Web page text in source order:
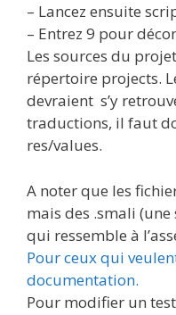
– Lancez ensuite
– Entrez 9 pour
Les sources du
répertoire projects.
devraient s’y
traductions, il faut
res/values.
A noter que les
mais des .smali
qui ressemble à
Pour ceux qui
documentation.
Pour modifier un